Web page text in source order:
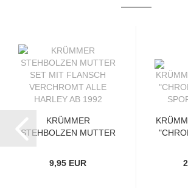
KRÜMMER
STEHBOLZEN MUTTER
9,95 EUR